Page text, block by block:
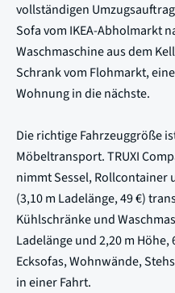
vollständigen
Sofa vom IKEA-Abholmarkt
Waschmaschine aus dem
Schrank vom Flohmarkt,
Wohnung in die nächste.
Die richtige Fahrzeuggröße
Möbeltransport. TRUXI
nimmt Sessel, Rollcontainer
(3,10 m Ladelänge, 49 €)
Kühlschränke und
Ladelänge und 2,20 m
Ecksofas, Wohnwände,
in einer Fahrt.